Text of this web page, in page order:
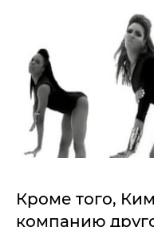
Кроме того,
компанию